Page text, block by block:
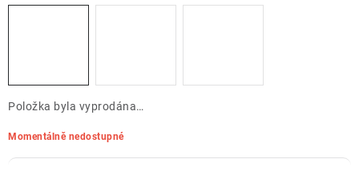
Položka byla vyprodána…
Momentálně nedostupné